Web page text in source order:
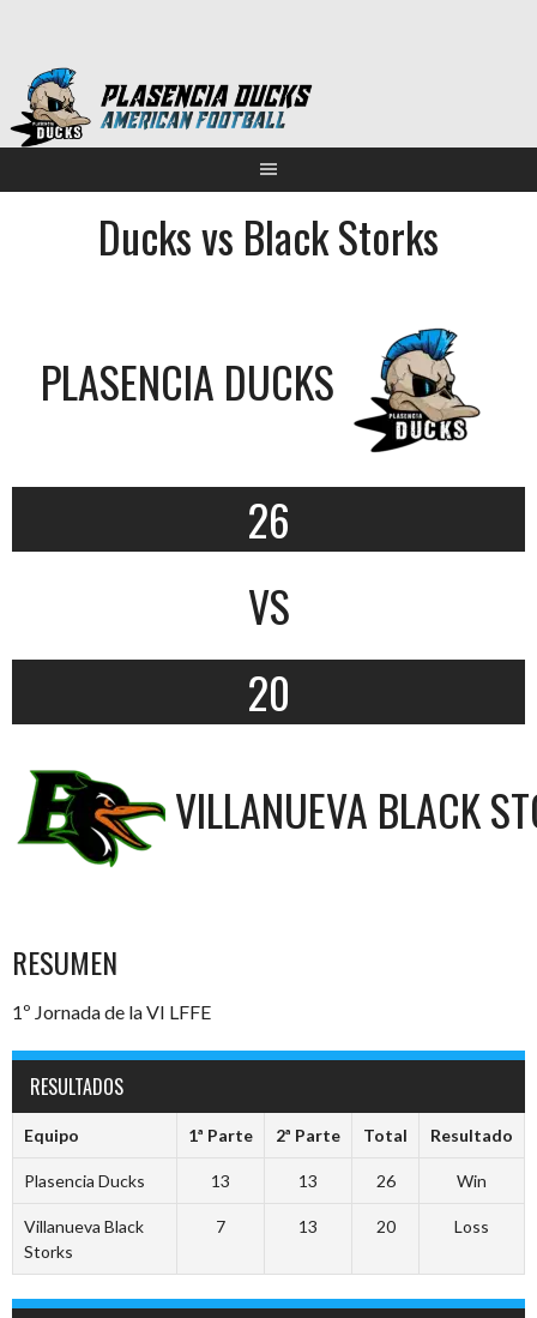
contenido
Ducks vs Black Storks
PLASENCIA DUCKS
26
VS
20
VILLANUEVA BLACK
RESUMEN
1º Jornada de la VI LFFE
RESULTADOS
Equipo 1ª Parte 2ª Parte Total Resultado
Plasencia Ducks 13 13 26 Win
Villanueva Black
Storks
7 13 20 Loss